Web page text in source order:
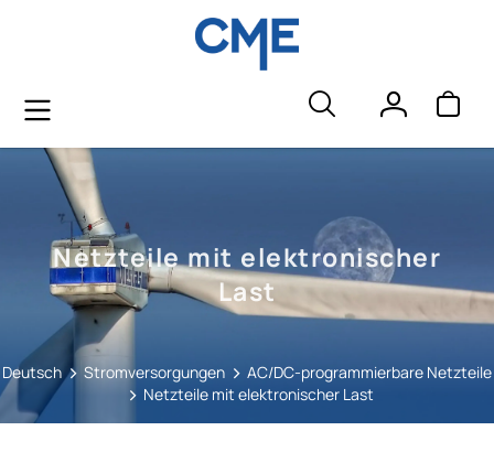
Netzteile mit elektronischer
Last
Deutsch Stromversorgungen
AC/DC-programmierbare Netzteile
Netzteile mit elektronischer Last